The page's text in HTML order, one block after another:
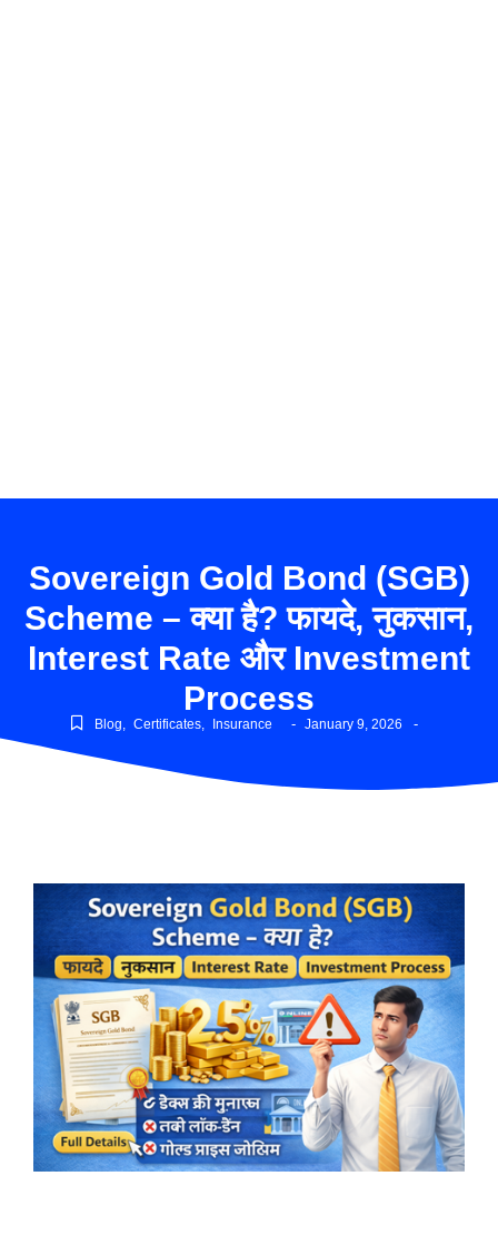
Sovereign Gold Bond (SGB)
Scheme – क्या है? फायदे, नुकसान,
Interest Rate और Investment
Process
Blog Certificates Insurance - January 9, 2026 -